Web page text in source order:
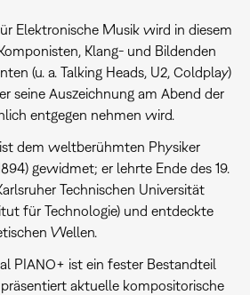
Elektronische Musik wird in diesem
Klang- und Bildenden
(u. a. Talking Heads, U2, Coldplay)
seine Auszeichnung am Abend der
entgegen nehmen wird.
dem weltberühmten Physiker
gewidmet; er lehrte Ende des 19.
Technischen Universität
für Technologie) und entdeckte
Wellen.
PIANO+ ist ein fester Bestandteil
aktuelle kompositorische